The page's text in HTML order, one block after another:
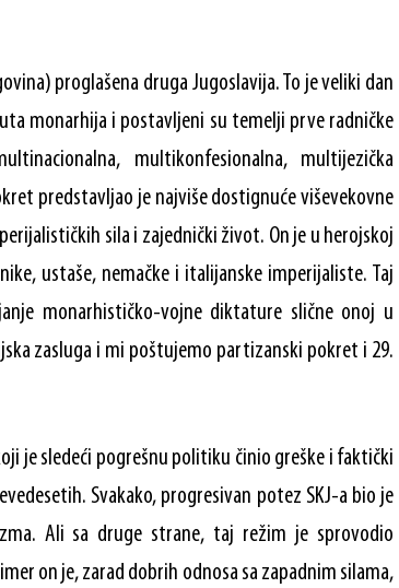
proglašena druga Jugoslavija. To je veliki dan
monarhija i postavljeni su temelji prve radničke
multikonfesionalna, multijezička
predstavljao je najviše dostignuće viševekovne
sila i zajednički život. On je u herojskoj
ustaše, nemačke i italijanske imperijaliste. Taj
monarhističko-vojne diktature slične onoj u
zasluga i mi poštujemo partizanski pokret i 29.
je sledeći pogrešnu politiku činio greške i faktički
Svakako, progresivan potez SKJ-a bio je
Ali sa druge strane, taj režim je sprovodio
on je, zarad dobrih odnosa sa zapadnim silama,